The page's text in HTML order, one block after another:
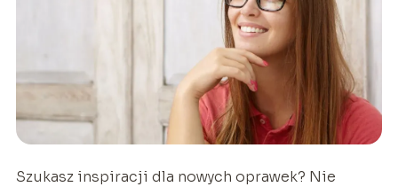
Szukasz inspiracji dla nowych oprawek? Nie